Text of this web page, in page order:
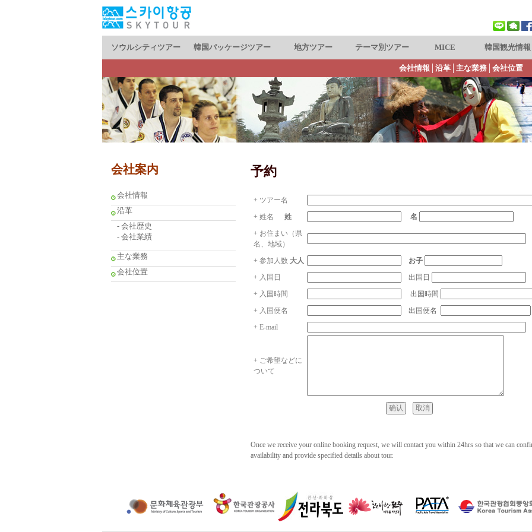
ソウルシティツアー 韓国パッケージツアー 地方ツアー テーマ別ツアー MICE 韓国観光情報
会社情報 沿革 主な業務 会社位置
会社案内
会社情報
沿革
- 会社歴史
- 会社業績
主な業務
会社位置
予約
+ ツアー名
+ 姓名 姓
名
+ お住まい（県
名、地域）
+ 参加人数 大人
お子
+ 入国日
出国日
+ 入国時間
出国時間
+ 入国便名
出国便名
+ E-mail
+ ご希望などに
ついて
Once we receive your online booking request, we will contact you within 24hrs so that we can
availability and provide specified details about tour.